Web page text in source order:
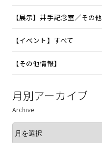
【展示】井手記念室／その他
【イベント】すべて
【その他情報】
月別アーカイブ
Archive